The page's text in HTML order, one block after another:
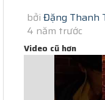
Saigon Scocial
bởi Đặng Thanh
4 năm trước
Video cũ hơn